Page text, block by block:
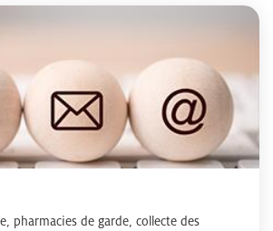
pharmacies de garde, collecte des